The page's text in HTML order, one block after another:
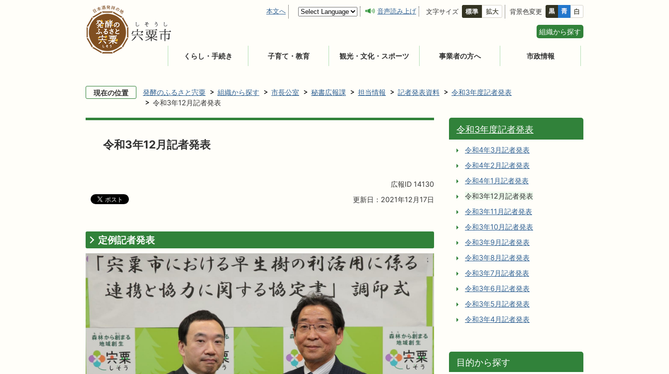
本文へ 音声読み上げ 文字サイズ 背景色変更
組織から探す
くらし・手続き 子育て・教育 観光・文化・スポーツ 事業者の方へ 市政情報
現在の位置 発酵のふるさと宍粟 組織から探す 市長公室 秘書広報課 担当情報 記者発表資料
令和3年度記者発表
令和3年12月記者発表
令和3年12月記者発表
広報ID 14130
更新日：2021年12月17日
定例記者発表
令和3年度記者発表
令和4年3月記者発表
令和4年2月記者発表
令和4年1月記者発表
令和3年12月記者発表
令和3年11月記者発表
令和3年10月記者発表
令和3年9月記者発表
令和3年8月記者発表
令和3年7月記者発表
令和3年6月記者発表
令和3年5月記者発表
令和3年4月記者発表
目的から探す